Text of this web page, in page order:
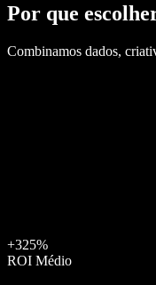
Por que
Combinamos dados,
+325%
ROI Médio